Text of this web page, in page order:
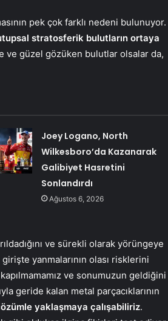
pek çok farklı nedeni bulunuyor.
stratosferik bulutların ortaya
ve güzel gözüken bulutlar olsalar da,
Joey Logano, North
Wilkesboro’da Kazanarak
Galibiyet Hasretini
Sonlandırdı
Ağustos 6, 2026
ve sürekli olarak yörüngeye
yanmalarının olası risklerini
ve sonumuzun geldiğini
geride kalan metal parçacıklarının
yaklaşmaya çalışabiliriz.